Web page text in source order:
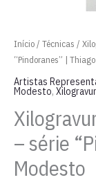
Início/ Técnicas /
“Pindoranes” |
Artistas
Modesto,
– série
Modesto